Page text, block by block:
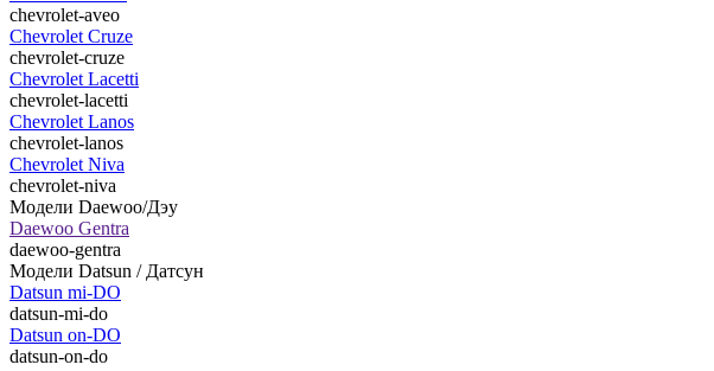
chevrolet-aveo
Chevrolet Cruze
chevrolet-cruze
Chevrolet Lacetti
chevrolet-lacetti
Chevrolet Lanos
chevrolet-lanos
Chevrolet Niva
chevrolet-niva
Модели Daewoo/Дэу
Daewoo Gentra
daewoo-gentra
Модели Datsun / Датсун
Datsun mi-DO
datsun-mi-do
Datsun on-DO
datsun-on-do